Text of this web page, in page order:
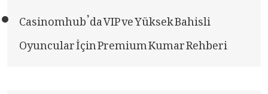
Casinomhub’da VIP ve Yüksek Bahisli
Oyuncular İçin Premium Kumar Rehberi